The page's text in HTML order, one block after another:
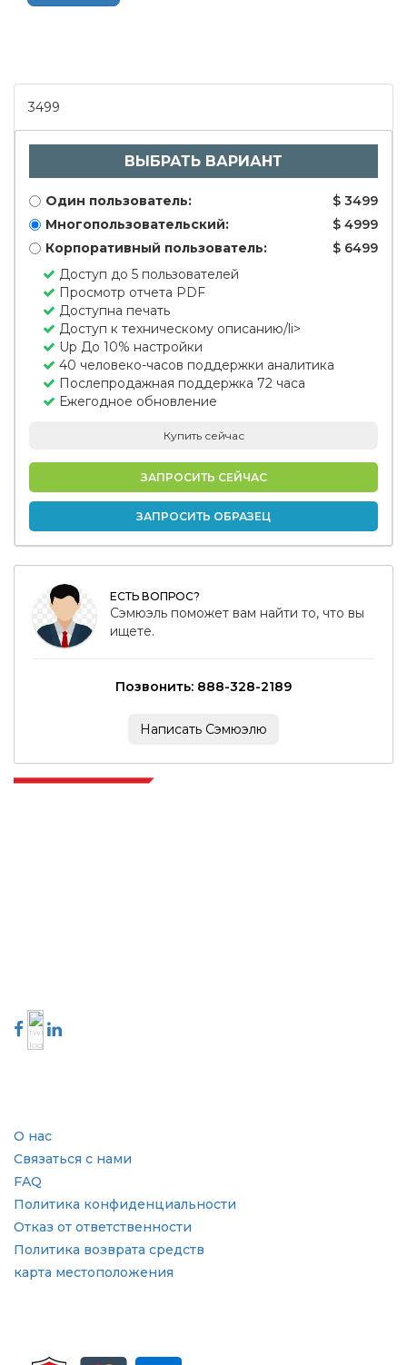
3499
ВЫБРАТЬ ВАРИАНТ
Один пользователь:
$ 3499
Многопользовательский:
$ 4999
Корпоративный пользователь:
$ 6499
Доступ до 5 пользователей
Просмотр отчета PDF
Доступна печать
Доступ к техническому описанию/li>
Up До 10% настройки
40 человеко-часов поддержки аналитика
Послепродажная поддержка 72 часа
Ежегодное обновление
Купить сейчас
ЗАПРОСИТЬ СЕЙЧАС
ЗАПРОСИТЬ ОБРАЗЕЦ
ЕСТЬ ВОПРОС?
Сэмюэль поможет вам найти то, что вы
ищете.
Позвонить: 888-328-2189
Написать Сэмюэлю
О нас
Связаться с нами
FAQ
Политика конфиденциальности
Отказ от ответственности
Политика возврата средств
карта местоположения